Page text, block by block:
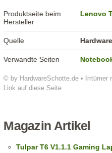
© by HardwareSchotte.de • Irrtümer
Link auf diese Seite
Produktseite beim
Hersteller
Lenovo
Quelle
Verwandte Seiten
Magazin Artikel
Tulpar T6 V1.1.1 Gaming